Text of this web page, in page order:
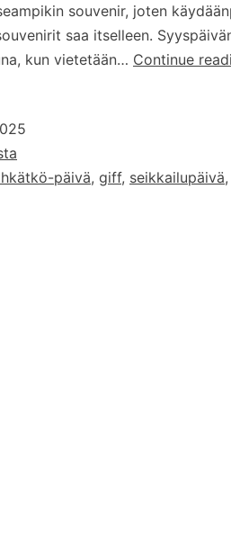
souvenir, joten
saa itselleen.
kun vietetään… Continue
päivä, giff, seikkailupäivä,